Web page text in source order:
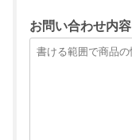
お問い合わせ内容